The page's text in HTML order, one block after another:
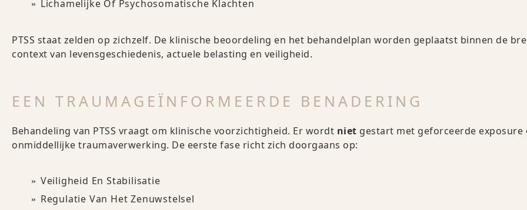
Lichamelijke Of Psychosomatische Klachten
PTSS staat zelden op zichzelf. De klinische beoordeling en het behandelplan worden geplaatst binnen de
context van levensgeschiedenis, actuele belasting en veiligheid.
EEN TRAUMAGEÏNFORMEERDE BENADERING
Behandeling van PTSS vraagt om klinische voorzichtigheid. Er wordt niet gestart met geforceerde exposure
onmiddellijke traumaverwerking. De eerste fase richt zich doorgaans op:
Veiligheid En Stabilisatie
Regulatie Van Het Zenuwstelsel